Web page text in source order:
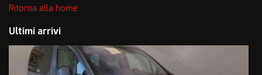
ASSISTENZA
CONTATTI
Ritorna alla home
Ultimi arrivi